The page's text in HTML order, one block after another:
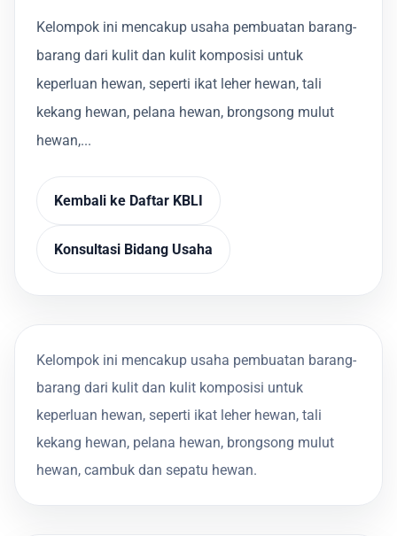
Kelompok ini mencakup usaha pembuatan barang-
barang dari kulit dan kulit komposisi untuk
keperluan hewan, seperti ikat leher hewan, tali
kekang hewan, pelana hewan, brongsong mulut
hewan,...
Kembali ke Daftar KBLI
Konsultasi Bidang Usaha
Kelompok ini mencakup usaha pembuatan barang-
barang dari kulit dan kulit komposisi untuk
keperluan hewan, seperti ikat leher hewan, tali
kekang hewan, pelana hewan, brongsong mulut
hewan, cambuk dan sepatu hewan.